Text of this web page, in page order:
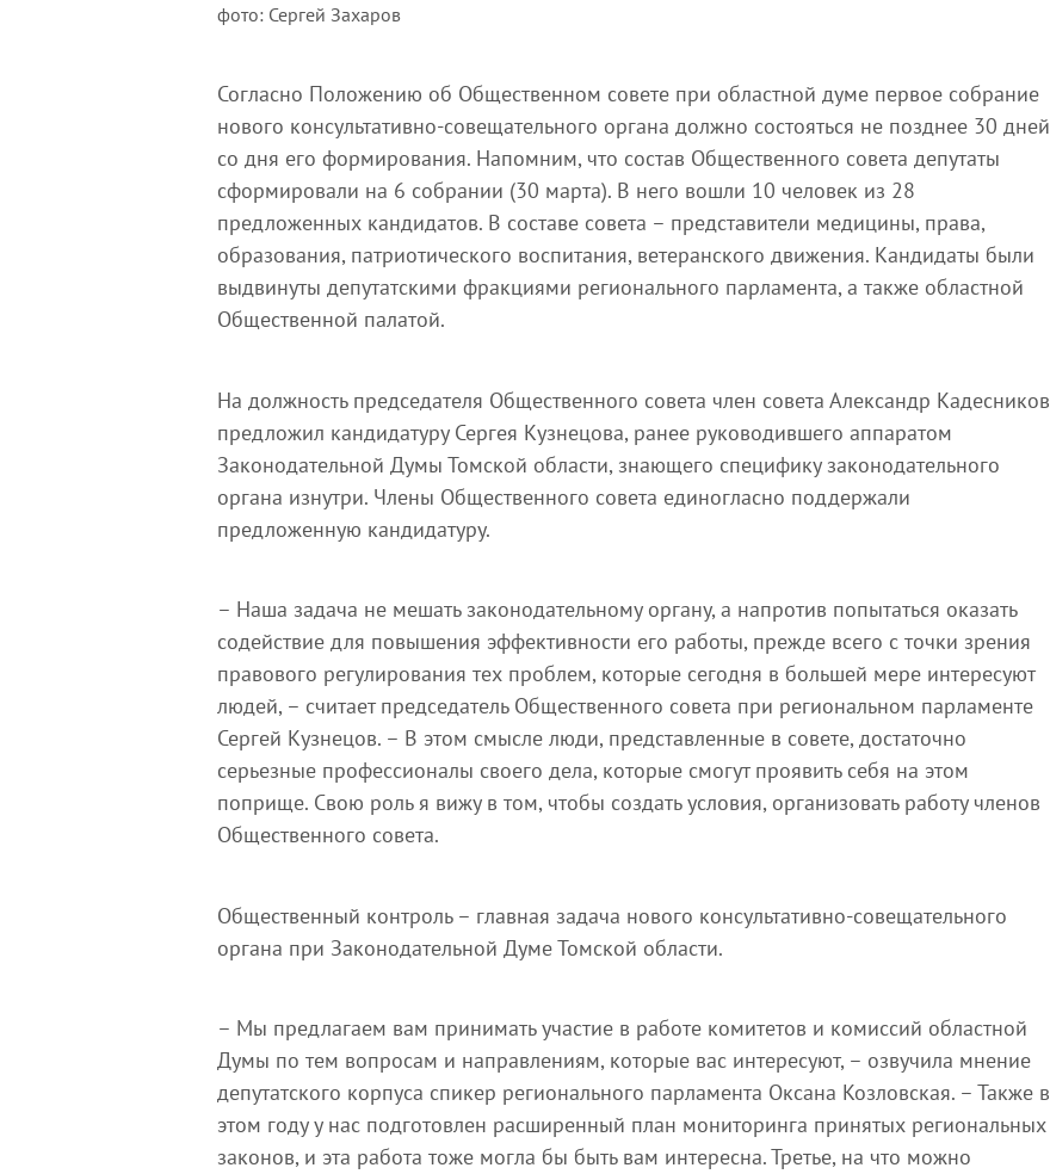
фото: Сергей Захаров
Согласно Положению об Общественном совете при областной думе первое собрание
нового консультативно-совещательного органа должно состояться не позднее 30 дней
со дня его формирования. Напомним, что состав Общественного совета депутаты
сформировали на 6 собрании (30 марта). В него вошли 10 человек из 28
предложенных кандидатов. В составе совета – представители медицины, права,
образования, патриотического воспитания, ветеранского движения. Кандидаты были
выдвинуты депутатскими фракциями регионального парламента, а также областной
Общественной палатой.
На должность председателя Общественного совета член совета Александр Кадесников
предложил кандидатуру Сергея Кузнецова, ранее руководившего аппаратом
Законодательной Думы Томской области, знающего специфику законодательного
органа изнутри. Члены Общественного совета единогласно поддержали
предложенную кандидатуру.
– Наша задача не мешать законодательному органу, а напротив попытаться оказать
содействие для повышения эффективности его работы, прежде всего с точки зрения
правового регулирования тех проблем, которые сегодня в большей мере интересуют
людей, – считает председатель Общественного совета при региональном парламенте
Сергей Кузнецов. – В этом смысле люди, представленные в совете, достаточно
серьезные профессионалы своего дела, которые смогут проявить себя на этом
поприще. Свою роль я вижу в том, чтобы создать условия, организовать работу членов
Общественного совета.
Общественный контроль – главная задача нового консультативно-совещательного
органа при Законодательной Думе Томской области.
– Мы предлагаем вам принимать участие в работе комитетов и комиссий областной
Думы по тем вопросам и направлениям, которые вас интересуют, – озвучила мнение
депутатского корпуса спикер регионального парламента Оксана Козловская. – Также в
этом году у нас подготовлен расширенный план мониторинга принятых региональных
законов, и эта работа тоже могла бы быть вам интересна. Третье, на что можно